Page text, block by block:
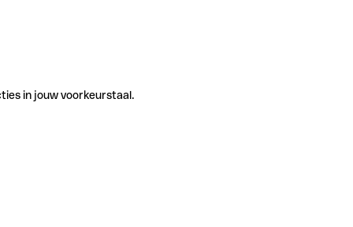
in jouw voorkeurstaal.